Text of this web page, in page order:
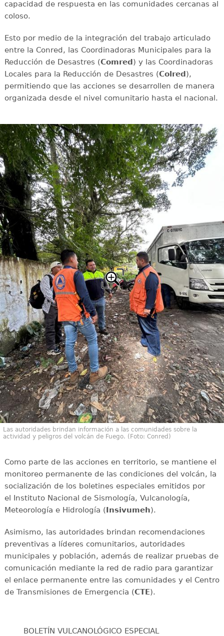
capacidad de respuesta en las comunidades cercanas al
coloso.
Esto por medio de la integración del trabajo articulado
entre la Conred, las Coordinadoras Municipales para la
Reducción de Desastres (Comred) y las Coordinadoras
Locales para la Reducción de Desastres (Colred),
permitiendo que las acciones se desarrollen de manera
organizada desde el nivel comunitario hasta el nacional.
Las autoridades brindan información a las comunidades sobre la
actividad y peligros del volcán de Fuego. (Foto: Conred)
Como parte de las acciones en territorio, se mantiene el
monitoreo permanente de las condiciones del volcán, la
socialización de los boletines especiales emitidos por
el Instituto Nacional de Sismología, Vulcanología,
Meteorología e Hidrología (Insivumeh).
Asimismo, las autoridades brindan recomendaciones
preventivas a líderes comunitarios, autoridades
municipales y población, además de realizar pruebas de
comunicación mediante la red de radio para garantizar
el enlace permanente entre las comunidades y el Centro
de Transmisiones de Emergencia (CTE).
BOLETÍN VULCANOLÓGICO ESPECIAL